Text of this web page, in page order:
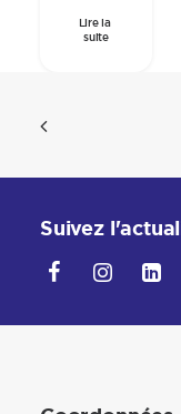
Lire la
suite
Suivez